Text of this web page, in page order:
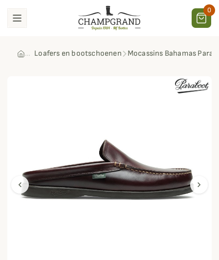
0
Loafers en bootschoenen Mocassins Bahamas
chevron_left chevron_right